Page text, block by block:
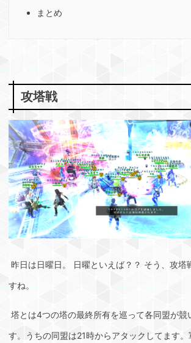
まとめ
攻塔戦
昨日は日曜日。 日曜といえば？？ そう、攻塔
すね。
塔とは4つの塔の最終所有を巡って各同盟が競
す。うちの同盟は21時からアタックしてます。